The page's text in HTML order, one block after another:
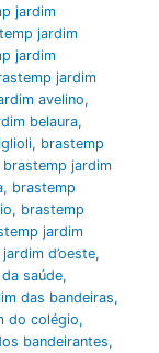
jardim
jardim
jardim
jardim
avelino,
belaura,
, brastemp
brastemp jardim
, brastemp
, brastemp
jardim
d’oeste,
saúde,
das bandeiras,
do colégio,
bandeirantes,